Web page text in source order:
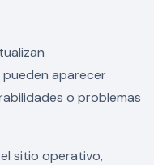
aparecer
o problemas
sitio operativo,